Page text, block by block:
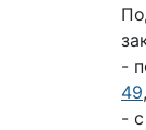
-
49,
-